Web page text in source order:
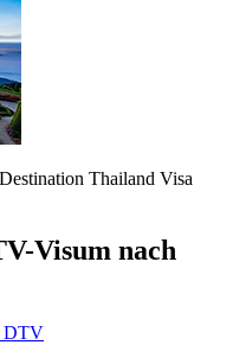
Thailand Visa
Visum nach
DTV